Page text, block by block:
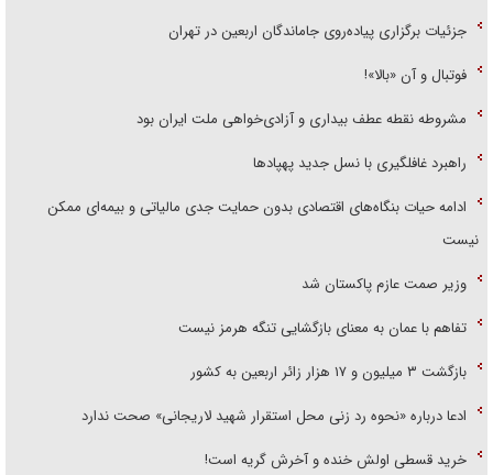
جزئیات برگزاری پیاده‌روی جاماندگان اربعین در تهران
فوتبال و آن «بالا»!
مشروطه نقطه عطف بیداری و آزادی‌خواهی ملت ایران بود
راهبرد غافلگیری با نسل جدید پهپاد‌ها
ادامه حیات بنگاه‌های اقتصادی بدون حمایت جدی مالیاتی و بیمه‌ای ممکن
نیست
وزیر صمت عازم پاکستان شد
تفاهم با عمان به معنای بازگشایی تنگه هرمز نیست
بازگشت ۳ میلیون و ۱۷ هزار زائر اربعین به کشور
ادعا درباره «نحوه رد زنی محل استقرار شهید لاریجانی» صحت ندارد
خرید قسطی اولش خنده و آخرش گریه است!